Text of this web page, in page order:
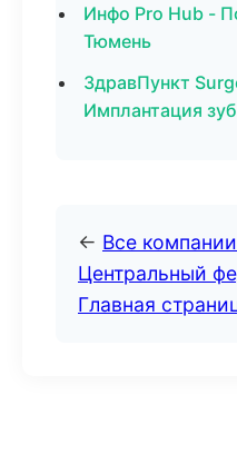
Инфо Pro Hub -
Тюмень
ЗдравПункт
Имплантация
← Все
Центральный
Главная